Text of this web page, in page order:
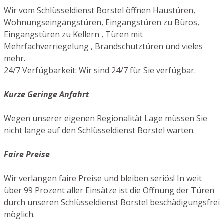
Wir vom Schlüsseldienst Borstel öffnen Haustüren,
Wohnungseingangstüren, Eingangstüren zu Büros,
Eingangstüren zu Kellern , Türen mit
Mehrfachverriegelung , Brandschutztüren und vieles
mehr.
24/7 Verfügbarkeit: Wir sind 24/7 für Sie verfügbar.
Kurze Geringe Anfahrt
Wegen unserer eigenen Regionalität Lage müssen Sie
nicht lange auf den Schlüsseldienst Borstel warten.
Faire Preise
Wir verlangen faire Preise und bleiben seriös! In weit
über 99 Prozent aller Einsätze ist die Öffnung der Türen
durch unseren Schlüsseldienst Borstel beschädigungsfrei
möglich.